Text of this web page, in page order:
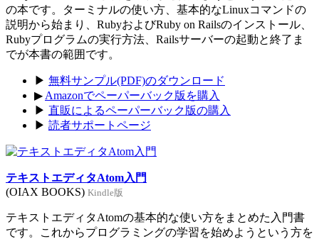
の本です。ターミナルの使い方、基本的なLinuxコマンドの
説明から始まり、RubyおよびRuby on Railsのインストール、
Rubyプログラムの実行方法、Railsサーバーの起動と終了ま
でが本書の範囲です。
▶ 無料サンプル(PDF)のダウンロード
▶ Amazonでペーパーバック版を購入
▶ 直販によるペーパーバック版の購入
▶ 読者サポートページ
テキストエディタAtom入門
(OIAX BOOKS) Kindle版
テキストエディタAtomの基本的な使い方をまとめた入門書
です。これからプログラミングの学習を始めようという方を